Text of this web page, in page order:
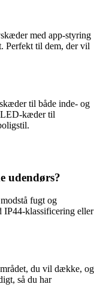
med app-styring
Perfekt til dem, der vil
til både inde- og
LED-kæder til
udendørs?
fugt og
IP44-klassificering eller
du vil dække, og
så du har